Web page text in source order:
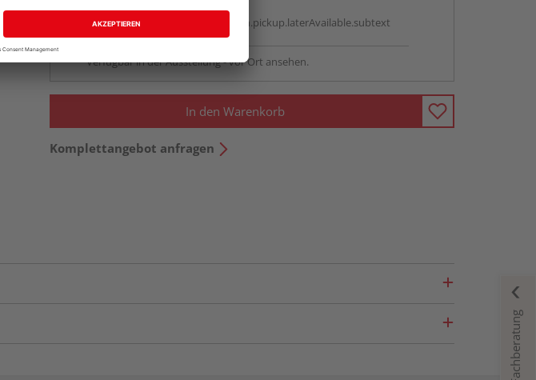
Auf Vorbestellung:
vue.ads.priceMerchantBox.option.pickup.laterAvailable.subtext
Verfügbar in der Ausstellung - vor Ort ansehen.
In den Warenkorb
Komplettangebot anfragen
Fachberatung